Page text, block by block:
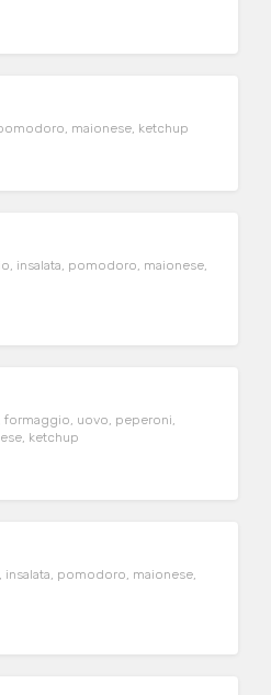
maionese, ketchup
insalata, pomodoro, maionese,
formaggio, uovo, peperoni,
ketchup
pomodoro, maionese,